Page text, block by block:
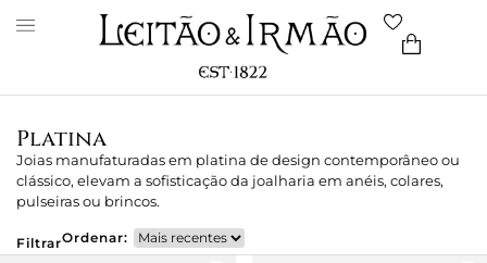
Platina
Joias manufaturadas em platina de design contemporâneo ou
clássico, elevam a sofisticação da joalharia em anéis, colares,
pulseiras ou brincos.
FiltrarOrdenar: